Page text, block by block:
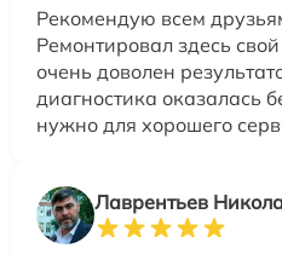
Рекомендую всем
Ремонтировал здесь
очень доволен
диагностика оказалась
нужно для хорошего
Лаврентьев